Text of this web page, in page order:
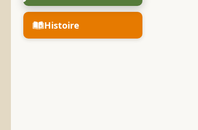
Histoire